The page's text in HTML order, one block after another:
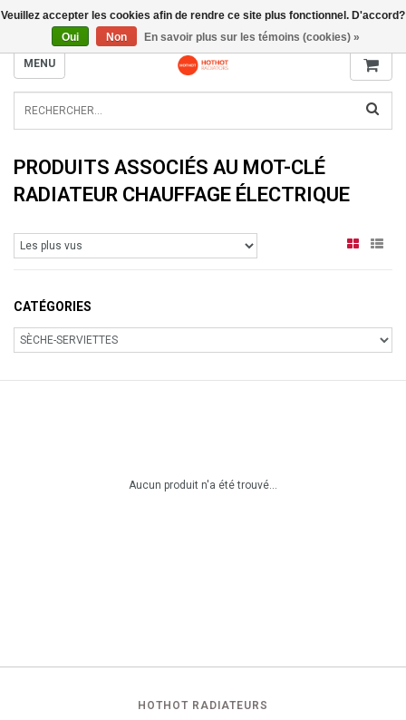
INFO@RADIATORS.SHOP
MENU
PRODUITS ASSOCIÉS AU MOT-CLÉ
RADIATEUR CHAUFFAGE ÉLECTRIQUE
CATÉGORIES
Aucun produit n'a été trouvé...
HOTHOT RADIATEURS
Veuillez accepter les cookies afin de rendre ce site plus fonctionnel. D'accord?
Oui
Non En savoir plus sur les témoins (cookies) »